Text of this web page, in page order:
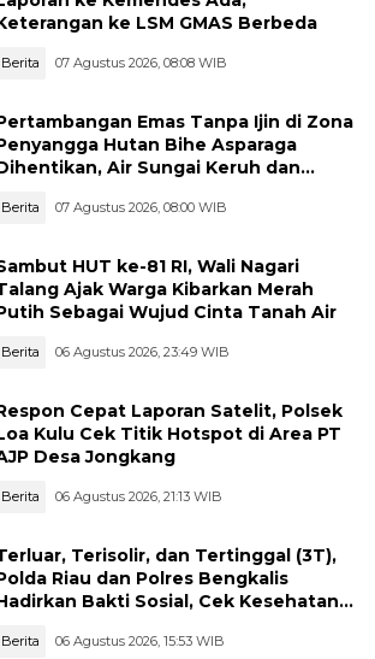
ke LSM GMAS Berbeda
Berita 07 Agustus 2026, 08:08 WIB
Emas Tanpa Ijin di Zona
Hutan Bihe Asparaga
Air Sungai Keruh dan
Berita 07 Agustus 2026, 08:00 WIB
HUT ke-81 RI, Wali Nagari
Ajak Warga Kibarkan Merah
Sebagai Wujud Cinta Tanah Air
Berita 06 Agustus 2026, 23:49 WIB
Cepat Laporan Satelit, Polsek
Kulu Cek Titik Hotspot di Area PT
Desa Jongkang
Berita 06 Agustus 2026, 21:13 WIB
Terisolir, dan Tertinggal (3T),
Riau dan Polres Bengkalis
Bakti Sosial, Cek Kesehatan
Rupat
Berita 06 Agustus 2026, 15:53 WIB